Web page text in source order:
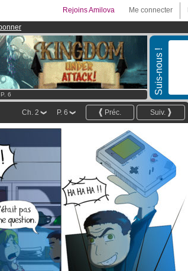
Me connecter
Rejoins Amilova
Suis-nous !
P. 6
Suiv.
Préc.
P. 6
Ch. 2